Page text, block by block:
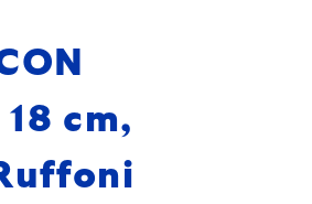
18 cm,